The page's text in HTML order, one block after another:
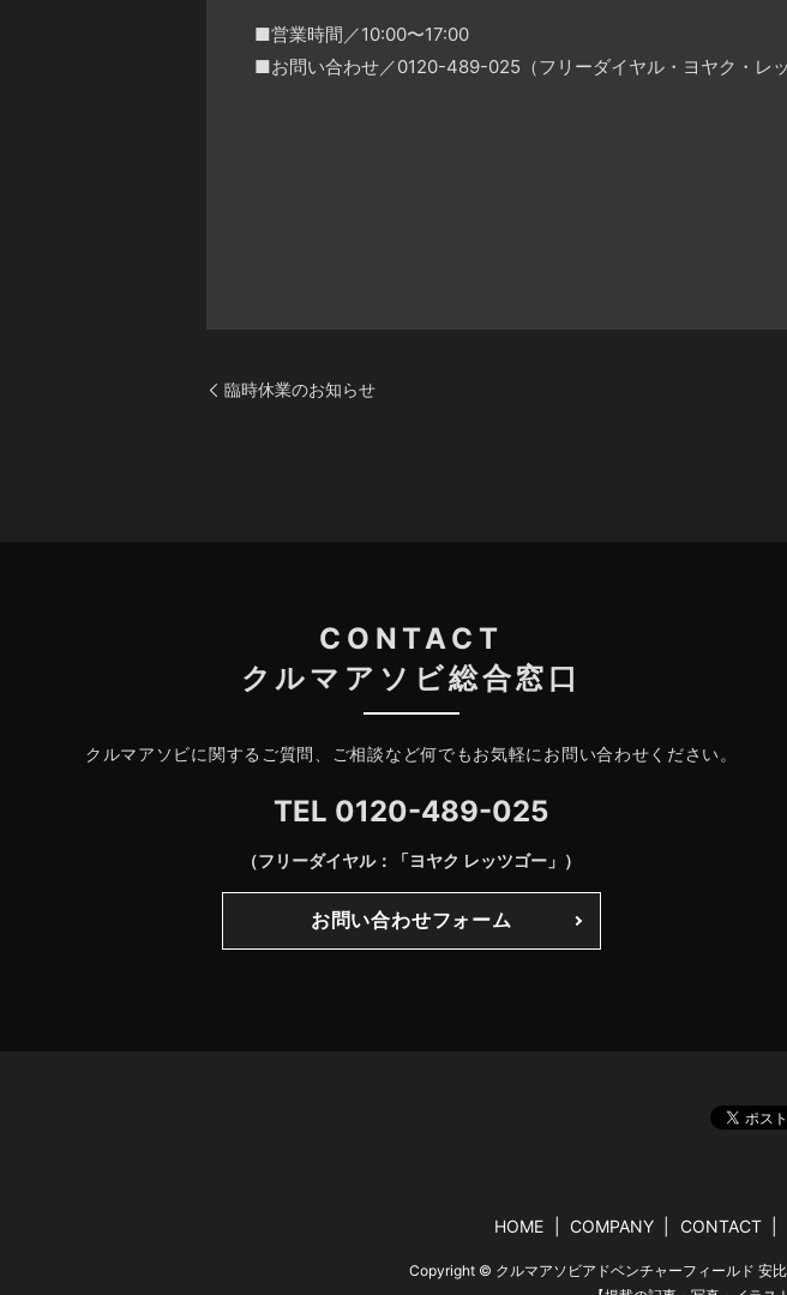
■営業時間／10:00〜17:00
■お問い合わせ／0120-489-025（フリーダイヤル・ヨヤク・レッ
臨時休業のお知らせ
CONTACT
クルマアソビ総合窓口
クルマアソビに関するご質問、ご相談など何でもお気軽にお問い合わせください。
TEL 0120-489-025
（フリーダイヤル：「ヨヤク レッツゴー」）
お問い合わせフォーム
HOME COMPANY CONTACT
Copyright © クルマアソビアドベンチャーフィールド 安